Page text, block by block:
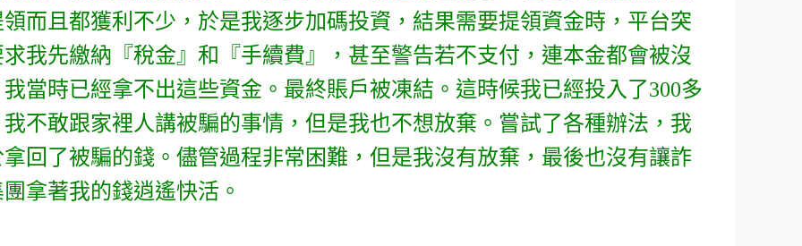
而且都獲利不少，於是我逐步加碼投資，結果需要提領資金時，平台突
我先繳納『稅金』和『手續費』，甚至警告若不支付，連本金都會被沒
當時已經拿不出這些資金。最終賬戶被凍結。這時候我已經投入了300多
不敢跟家裡人講被騙的事情，但是我也不想放棄。嘗試了各種辦法，我
回了被騙的錢。儘管過程非常困難，但是我沒有放棄，最後也沒有讓詐
拿著我的錢逍遙快活。